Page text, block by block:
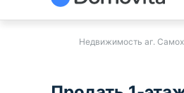
Недвижимость аг.